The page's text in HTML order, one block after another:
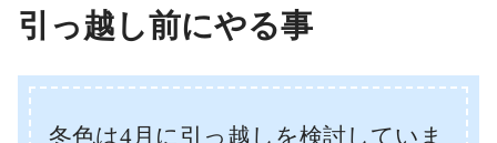
引っ越し前にやる事
冬色は4月に引っ越しを検討していま